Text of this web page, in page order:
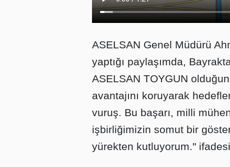
ASELSAN Genel Müdürü
yaptığı paylaşımda,
ASELSAN TOYGUN
avantajını koruyarak
vuruş. Bu başarı, milli
işbirliğimizin somut bir
yürekten kutluyorum."